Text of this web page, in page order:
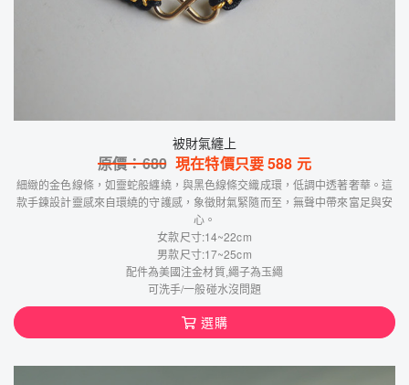
被財氣纏上
原價：680 現在特價只要588 元
細緻的金色線條，如靈蛇般纏繞，與黑色線條交織成環，低調中透著奢華。這
款手鍊設計靈感來自環繞的守護感，象徵財氣緊隨而至，無聲中帶來富足與安
心。
女款尺寸:14~22cm
男款尺寸:17~25cm
配件為美國注金材質,繩子為玉繩
可洗手/一般碰水沒問題
選購